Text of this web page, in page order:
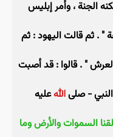
الجنة ، وأمر إبليس
" . ثم قالت اليهود : ثم
" . قالوا : قد أصبت
- صلىاللهعليه
السموات والأرض وما